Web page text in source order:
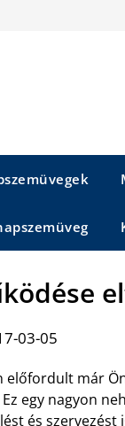
03-05
előfordult már
egy nagyon
és szervezést